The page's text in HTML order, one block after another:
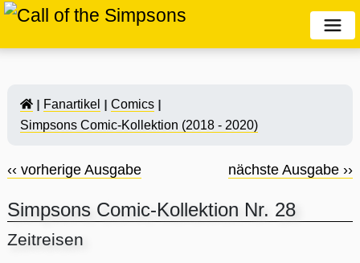
Fanartikel
Comics
Simpsons Comic-Kollektion (2018 - 2020)
‹‹ vorherige Ausgabe nächste Ausgabe ››
Simpsons Comic-Kollektion Nr. 28
Zeitreisen